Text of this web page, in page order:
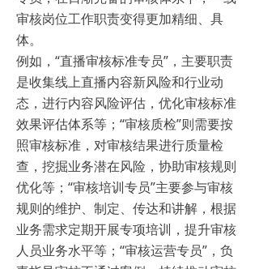
审核岗位工作职责变得更加精细、具
体。
例如，“直播审核标准专员”，主要职责
是收集线上直播内容新风险和行业动
态，进行内容风险评估，优化审核标准
效果评估体系等；“审核质检”则需要按
照审核标准，对审核结果进行质量检
查，挖掘业务潜在风险，协助审核规则
优化等；“审核培训专员”主要参与审核
规则的维护、制定、传达和讲解，根据
业务需求定期开展专项培训，提升审核
人员业务水平等；“审核运营专员”，负